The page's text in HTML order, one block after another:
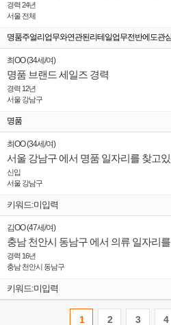
경력 24년
서울 전체
명품주얼리업무와연관된리테일업무전반에도관심
최OO(34세 /여)
명품 브랜드 세일즈 경력
경력 12년
서울 강남구
명품
최OO(34세 /여)
신입
서울 강남구
키워드:미입력
김OO(47세 /여)
경력 16년
충남 천안시 동남구
키워드:미입력
1 2 3 4